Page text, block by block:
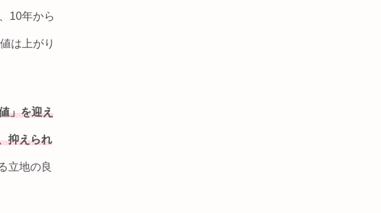
10年から
は上がり
」を迎え
抑えられ
立地の良